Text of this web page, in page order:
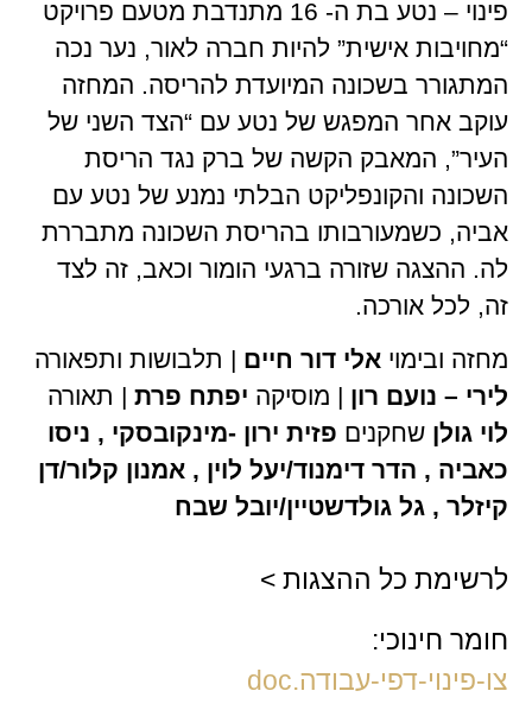
פינוי – נטע בת ה- 16 מתנדבת מטעם פרויקט
“מחויבות אישית” להיות חברה לאור, נער נכה
המתגורר בשכונה המיועדת להריסה. המחזה
עוקב אחר המפגש של נטע עם “הצד השני של
העיר”, המאבק הקשה של ברק נגד הריסת
השכונה והקונפליקט הבלתי נמנע של נטע עם
אביה, כשמעורבותו בהריסת השכונה מתבררת
לה. ההצגה שזורה ברגעי הומור וכאב, זה לצד
זה, לכל אורכה.
מחזה ובימוי אלי דור חיים | תלבושות ותפאורה
לירי – נועם רון | מוסיקה יפתח פרת | תאורה
לוי גולן שחקנים פזית ירון -מינקובסקי , ניסו
כאביה , הדר דימנוד/יעל לוין , אמנון קלור/דן
קיזלר , גל גולדשטיין/יובל שבח
לרשימת כל ההצגות >
חומר חינוכי:
צו-פינוי-דפי-עבודה.doc